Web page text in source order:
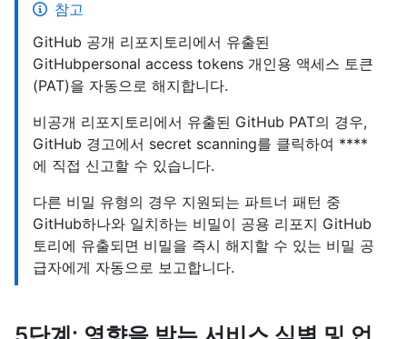
참고
GitHub 공개 리포지토리에서 유출된
GitHubpersonal access tokens 개인용 액세스 토큰
(PAT)을 자동으로 해지합니다.
비공개 리포지토리에서 유출된 GitHub PAT의 경우,
GitHub 경고에서 secret scanning를 클릭하여 ****
에 직접 신고할 수 있습니다.
다른 비밀 유형의 경우 지원되는 파트너 패턴 중
GitHub하나와 일치하는 비밀이 공용 리포지 GitHub
토리에 유출되면 비밀을 즉시 해지할 수 있는 비밀 공
급자에게 자동으로 보고합니다.